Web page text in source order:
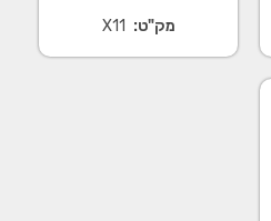
מק"ט: X11